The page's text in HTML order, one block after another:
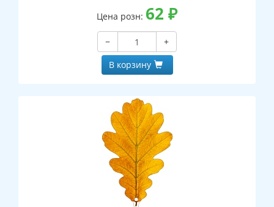
Цена розн: 62 ₽
−
+
В корзину